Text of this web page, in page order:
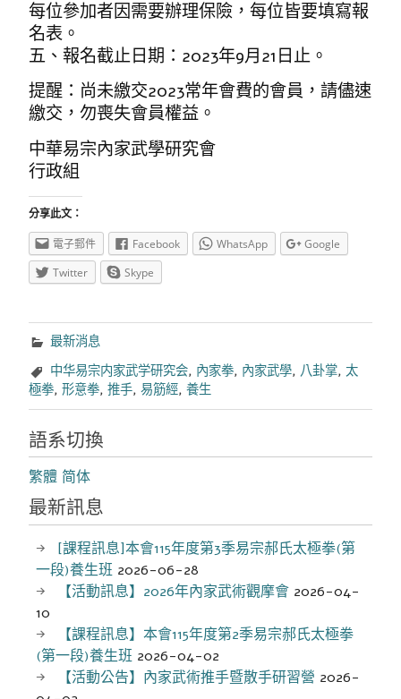
每位參加者因需要辦理保險，每位皆要填寫報
名表。
五、報名截止日期：2023年9月21日止。
提醒：尚未繳交2023常年會費的會員，請儘速
繳交，勿喪失會員權益。
中華易宗內家武學研究會
行政組
分享此文：
電子郵件 Facebook WhatsApp
Google
Twitter
Skype
最新消息
中华易宗内家武学研究会, 內家拳, 內家武學, 八卦掌, 太
極拳, 形意拳, 推手, 易筋經, 養生
語系切換
繁體 简体
最新訊息
[課程訊息]本會115年度第3季易宗郝氏太極拳(第
一段)養生班 2026-06-28
【活動訊息】2026年內家武術觀摩會 2026-04-
10
【課程訊息】本會115年度第2季易宗郝氏太極拳
(第一段)養生班 2026-04-02
【活動公告】內家武術推手暨散手研習營 2026-